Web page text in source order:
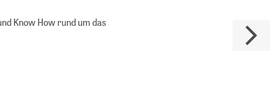
Know How rund um das